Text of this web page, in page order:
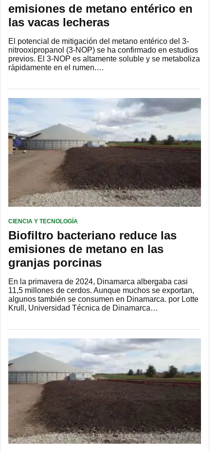
emisiones de metano entérico en
las vacas lecheras
El potencial de mitigación del metano entérico del 3-
nitrooxipropanol (3-NOP) se ha confirmado en estudios
previos. El 3-NOP es altamente soluble y se metaboliza
rápidamente en el rumen.…
CIENCIA Y TECNOLOGÍA
Biofiltro bacteriano reduce las
emisiones de metano en las
granjas porcinas
En la primavera de 2024, Dinamarca albergaba casi
11,5 millones de cerdos. Aunque muchos se exportan,
algunos también se consumen en Dinamarca. por Lotte
Krull, Universidad Técnica de Dinamarca…